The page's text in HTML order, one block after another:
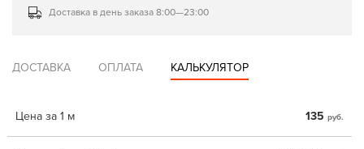
Доставка в день заказа 8:00—23:00
ДОСТАВКА ОПЛАТА КАЛЬКУЛЯТОР
Цена за 1 м 135 руб.